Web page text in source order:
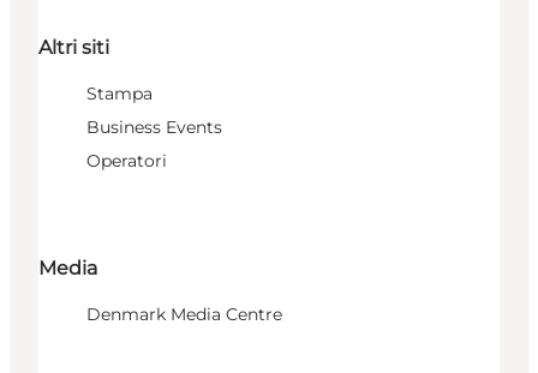
Altri siti
Stampa
Business Events
Operatori
Media
Denmark Media Centre